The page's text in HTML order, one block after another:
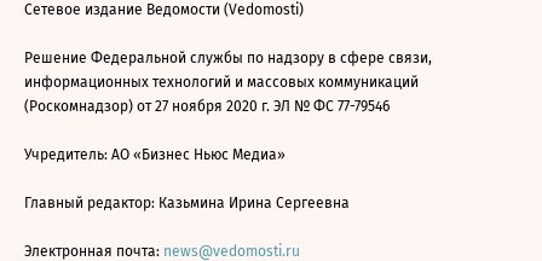
Сетевое издание Ведомости (Vedomosti)
Решение Федеральной службы по надзору в сфере связи,
информационных технологий и массовых коммуникаций
(Роскомнадзор) от 27 ноября 2020 г. ЭЛ № ФС 77-79546
Учредитель: АО «Бизнес Ньюс Медиа»
Главный редактор: Казьмина Ирина Сергеевна
Электронная почта: news@vedomosti.ru